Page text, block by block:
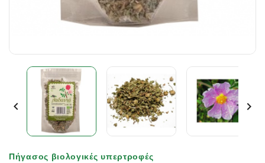
 
Πήγασος βιολογικές υπερτροφές